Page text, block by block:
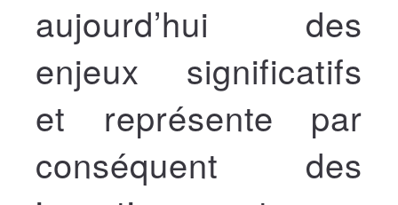
aujourd’hui des
enjeux significatifs
et représente par
conséquent des